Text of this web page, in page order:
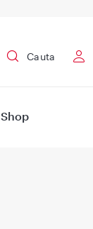
Cauta
Shop